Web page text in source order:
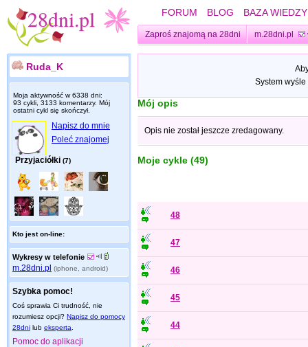
FORUM BLOG BAZA WIEDZY
Zaproś znajomą na 28dni m.28dni.pl
Ruda_K
Moja aktywność w 6338 dni:
93 cykli, 3133 komentarzy. Mój
ostatni cykl się skończył.
Napisz do mnie
Poleć znajomej
Przyjaciółki (7)
Kto jest on-line:
Wykresy w telefonie
m.28dni.pl (iphone, android)
Szybka pomoc!
Coś sprawia Ci trudność, nie
rozumiesz opcji? Napisz do pomocy
28dni lub eksperta
Pomoc do aplikacji
System
Mój opis
Opis nie został jeszcze zredagowany.
Moje cykle (49)
48
47
46
45
44